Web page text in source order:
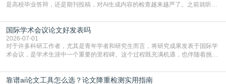
是高校毕业答辩，还是期刊投稿，对AI生成内容的检查越来越严了。之前就听身
要求修改，还差点被判定学术不规范，真的太冤了。现在国内多数高校和核心期
刊，都已经明确出台了相关规定：如果使用AI生成内容辅助写作，必须明确标
注，未标注的AI生成内容会被认定为不符合学
国际学术会议论文好发表吗
2026-07-01
对于许多科研工作者，尤其是青年学者和研究生而言，将研究成果发表于国际学
术会议，是学术生涯中一个重要的里程碑。这个过程既充满机遇，也伴随着挑
疑问：国际学术会议论文到底好不好发表？其价值和难度究竟如何衡量。本篇
AEIC学术交流中心小编就为大家介绍“国际学术会议论文好发表吗”。一、会议论
靠谱ai论文工具怎么选？论文降重检测实用指南